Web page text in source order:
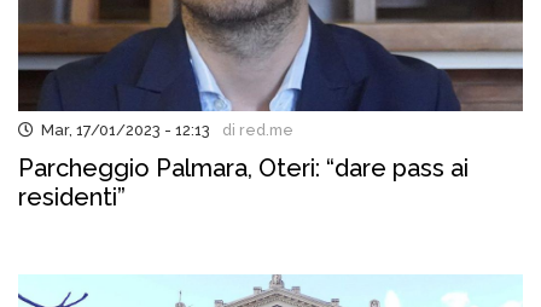
Mar, 17/01/2023 - 12:13 di red.me
Parcheggio Palmara, Oteri: “dare pass ai
residenti”